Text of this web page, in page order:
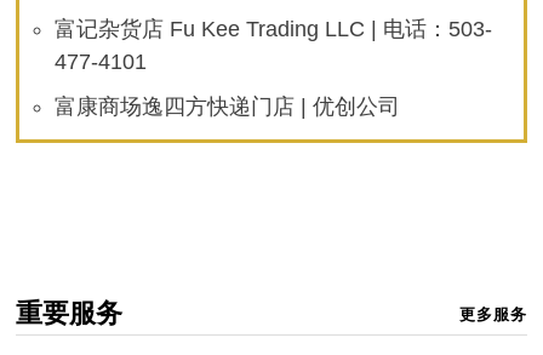
富记杂货店 Fu Kee Trading LLC | 电话：503-
477-4101
富康商场逸四方快递门店 | 优创公司
重要服务 更多服务